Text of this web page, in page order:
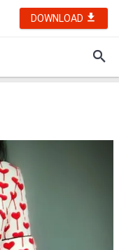
DOWNLOAD